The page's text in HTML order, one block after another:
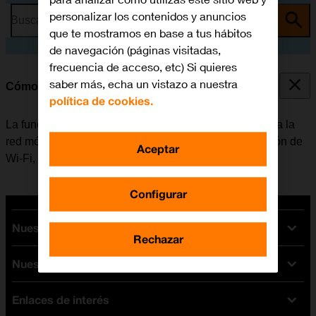
Busca por problema o tema
Cómo conectarse a una red Wi-Fi
La función de Wi-Fi se puede utilizar como alternativa a la
red móvil para conectarse a internet. Al activar la función de
Wi-Fi, la tablet no utiliza datos móviles.
Nuestras tarifas
Tarifas Orange
Tarifas fibra y móvil
Tarifas móviles
Nuestros dispositivos
Ofertas en móviles
Enlaces de interés
personalizar los contenidos y anuncios
que te mostramos en base a tus hábitos
de navegación (páginas visitadas,
frecuencia de acceso, etc) Si quieres
saber más, echa un vistazo a nuestra
política de cookies.
Configurar
Rechazar
Aceptar